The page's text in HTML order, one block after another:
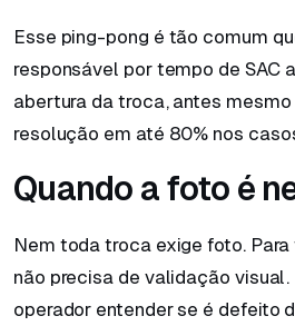
Esse ping-pong é tão comum
responsável por tempo de SAC
abertura da troca, antes
resolução em até 80% nos
Quando a foto é
Nem toda troca exige foto.
não precisa de validação
operador entender se é defeito